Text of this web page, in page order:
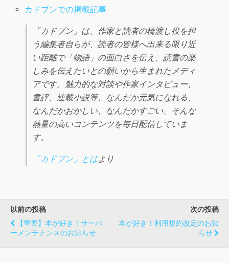
カドブンでの掲載記事
「カドブン」は、作家と読者の橋渡し役を担
う編集者自らが、読者の皆様へ出来る限り近
い距離で「物語」の面白さを伝え、読書の楽
しみを伝えたいとの願いから生まれたメディ
アです。魅力的な対談や作家インタビュー、
書評、連載小説等、なんだか元気になれる、
なんだかおかしい、なんだかすごい、そんな
熱量の高いコンテンツを毎日配信していま
す。
「カドブン」とはより
以前の投稿
【重要】本が好き！サーバ
ーメンテナンスのお知らせ
次の投稿
本が好き！利用規約改定のお知
らせ